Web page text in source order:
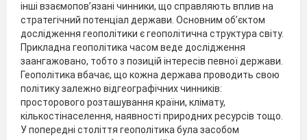
інші взаємопов’язані чинники, що справляють вплив на
стратегічний потенціал держави. Основним об’єктом
дослідження геополітики є геополітична структура світу.
Прикладна геополітика часом веде дослідження
заангажовано, тобто з позицій інтересів певної держави.
Геополітика вбачає, що кожна держава проводить свою
політику залежно відгеографічних чинників:
просторового розташування країни, клімату,
кількостінаселення, наявності природних ресурсів тощо.
У попередні століття геополітика була засобом